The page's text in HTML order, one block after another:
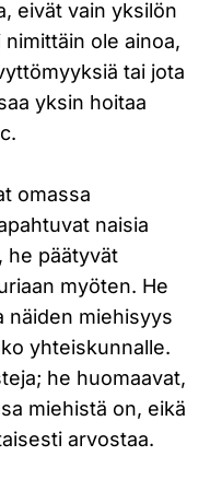
eivät vain yksilön
ole ainoa,
tai jota
yksin hoitaa
omassa
naisia
he päätyvät
myöten. He
näiden miehisyys
yhteiskunnalle.
he huomaavat,
miehistä on, eikä
arvostaa.